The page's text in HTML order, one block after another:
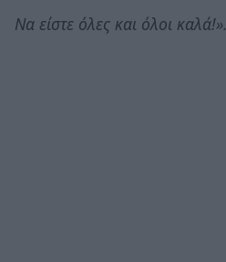
Να είστε όλες και όλοι καλά!».